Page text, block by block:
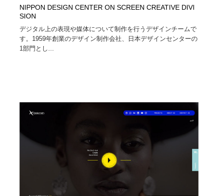
NIPPON DESIGN CENTER ON SCREEN CREATIVE DIVI
SION
デジタル上の表現や媒体について制作を行うデザインチームで
す。1959年創業のデザイン制作会社、日本デザインセンターの
1部門とし...